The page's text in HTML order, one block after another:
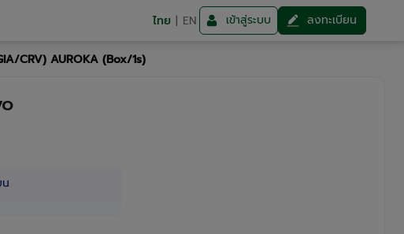
ไทย | EN เข้าสู่ระบบ ลงทะเบียน
CRV) AUROKA (Box/1s)